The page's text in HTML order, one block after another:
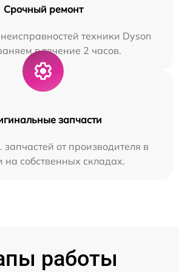
Срочный ремонт
техники Dyson
в течение 2 часов.
запчасти
запчастей от производителя в
на собственных складах.
работы